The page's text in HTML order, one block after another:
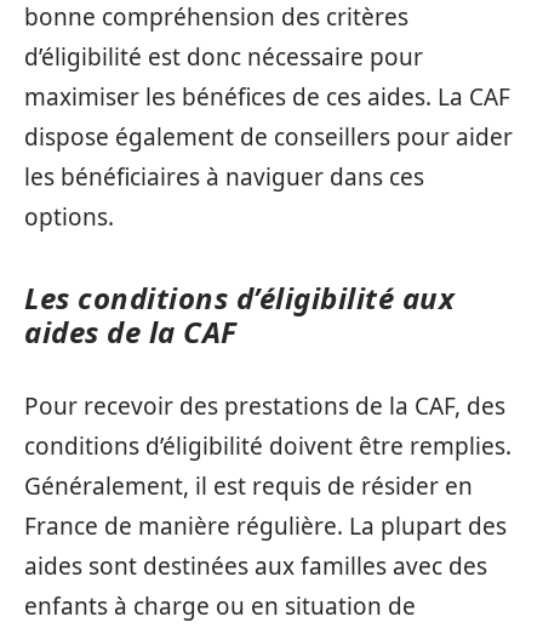
bonne compréhension des critères
d’éligibilité est donc nécessaire pour
maximiser les bénéfices de ces aides. La CAF
dispose également de conseillers pour aider
les bénéficiaires à naviguer dans ces
options.
Les conditions d’éligibilité aux
aides de la CAF
Pour recevoir des prestations de la CAF, des
conditions d’éligibilité doivent être remplies.
Généralement, il est requis de résider en
France de manière régulière. La plupart des
aides sont destinées aux familles avec des
enfants à charge ou en situation de